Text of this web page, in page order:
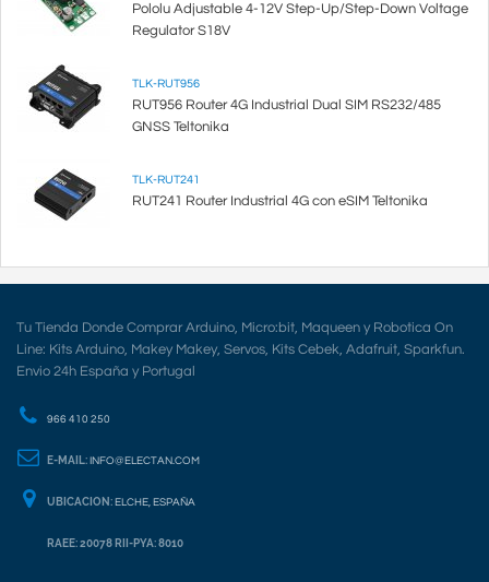
Pololu Adjustable 4-12V Step-Up/Step-Down Voltage
Regulator S18V
TLK-RUT956
RUT956 Router 4G Industrial Dual SIM RS232/485
GNSS Teltonika
TLK-RUT241
RUT241 Router Industrial 4G con eSIM Teltonika
Tu Tienda Donde Comprar Arduino, Micro:bit, Maqueen y Robotica On
Line: Kits Arduino, Makey Makey, Servos, Kits Cebek, Adafruit, Sparkfun.
Envio 24h España y Portugal
966 410 250
E-MAIL: INFO@ELECTAN.COM
UBICACION: ELCHE, ESPAÑA
RAEE: 20078 RII-PYA: 8010